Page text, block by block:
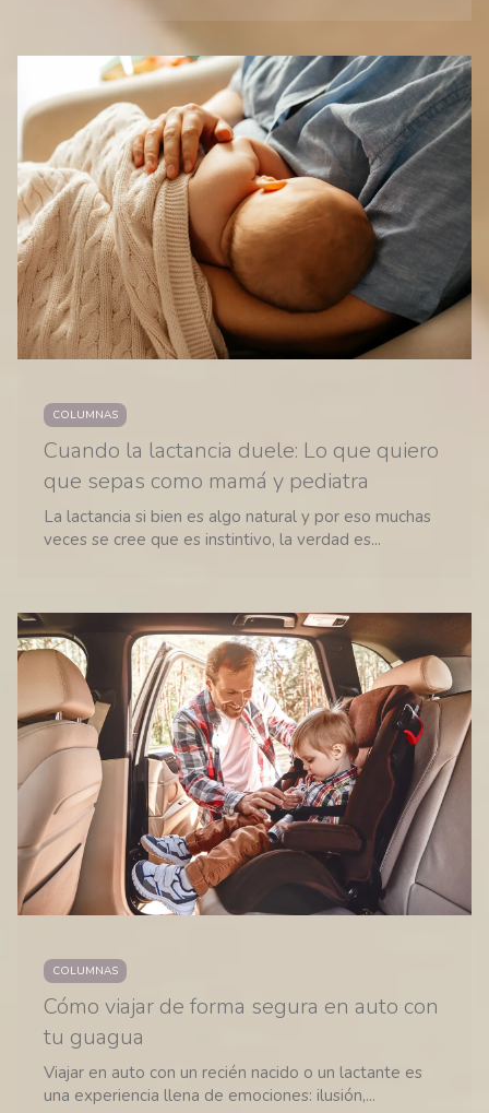
Cuando la lactancia duele: Lo que quiero
que sepas como mamá y pediatra
COLUMNAS
La lactancia si bien es algo natural y por eso muchas
veces se cree que es instintivo, la verdad es...
Cómo viajar de forma segura en auto con
tu guagua
COLUMNAS
Viajar en auto con un recién nacido o un lactante es
una experiencia llena de emociones: ilusión,...